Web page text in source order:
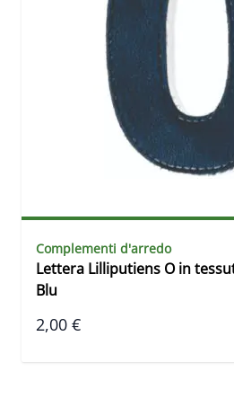
Complementi d'arredo
Lettera Lilliputiens O in
Blu
2,00 €